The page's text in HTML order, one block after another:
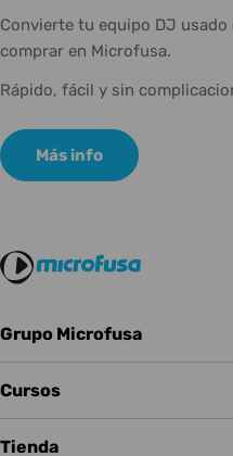
Convierte tu equipo DJ
comprar en Microfusa.
Rápido, fácil y sin
Más info
Grupo Microfusa
Cursos
Tienda